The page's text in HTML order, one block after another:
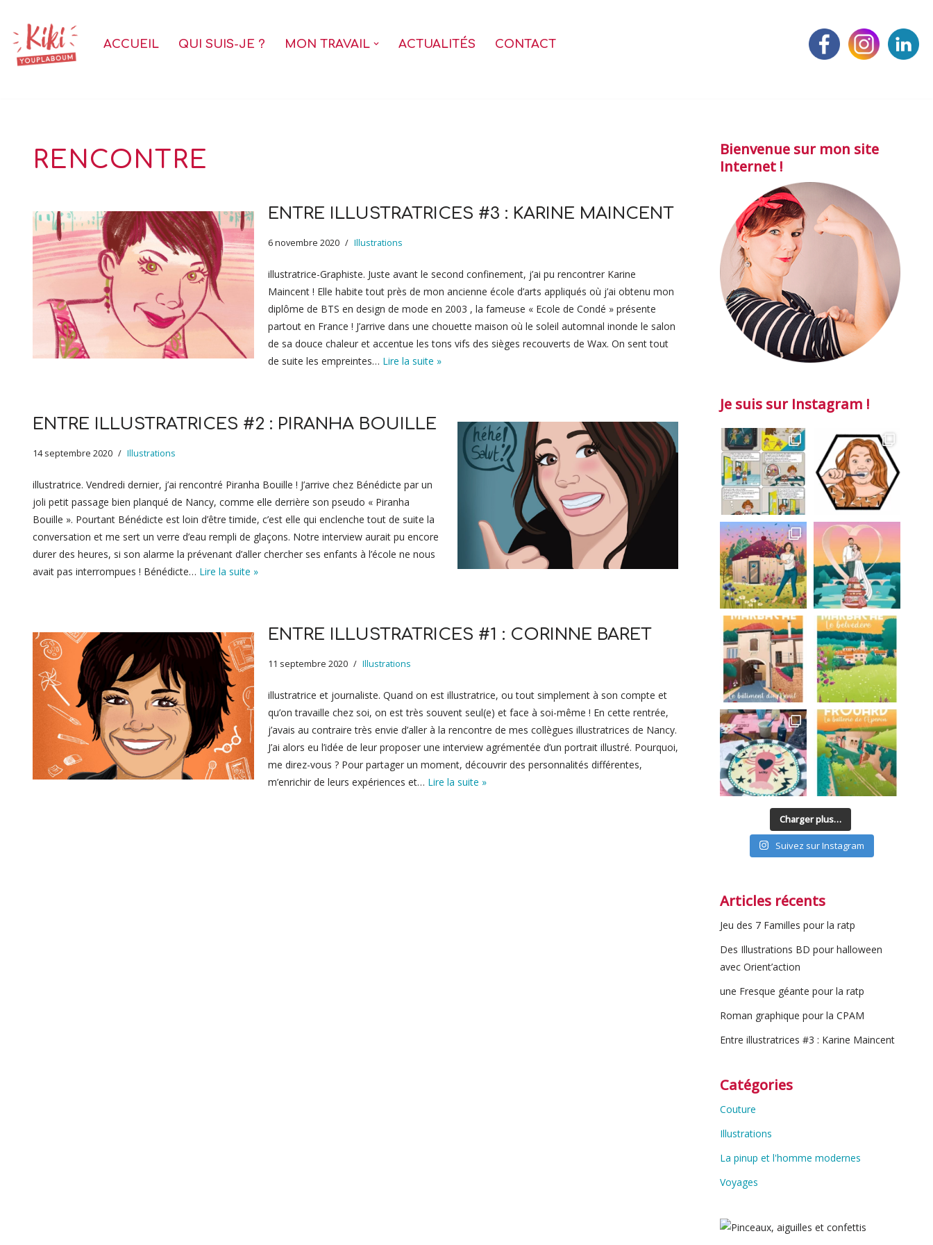
Aller
au
ACCUEIL QUI SUIS-JE ? MON TRAVAIL ACTUALITÉS CONTACT
RENCONTRE
ENTRE ILLUSTRATRICES #3 : KARINE MAINCENT
6 novembre 2020 Illustrations
illustratrice-Graphiste. Juste avant le second confinement, j’ai pu rencontrer Karine
Maincent ! Elle habite tout près de mon ancienne école d’arts appliqués où j’ai obtenu mon
diplôme de BTS en design de mode en 2003 , la fameuse « Ecole de Condé » présente
partout en France ! J’arrive dans une chouette maison où le soleil automnal inonde le salon
de sa douce chaleur et accentue les tons vifs des sièges recouverts de Wax. On sent tout
de suite les empreintes… Lire la suite »
ENTRE ILLUSTRATRICES #2 : PIRANHA BOUILLE
14 septembre 2020 Illustrations
illustratrice. Vendredi dernier, j’ai rencontré Piranha Bouille ! J’arrive chez Bénédicte par un
joli petit passage bien planqué de Nancy, comme elle derrière son pseudo « Piranha
Bouille ». Pourtant Bénédicte est loin d’être timide, c’est elle qui enclenche tout de suite la
conversation et me sert un verre d’eau rempli de glaçons. Notre interview aurait pu encore
durer des heures, si son alarme la prévenant d’aller chercher ses enfants à l’école ne nous
avait pas interrompues ! Bénédicte… Lire la suite »
ENTRE ILLUSTRATRICES #1 : CORINNE BARET
11 septembre 2020 Illustrations
illustratrice et journaliste. Quand on est illustratrice, ou tout simplement à son compte et
qu’on travaille chez soi, on est très souvent seul(e) et face à soi-même ! En cette rentrée,
j’avais au contraire très envie d’aller à la rencontre de mes collègues illustratrices de Nancy.
J’ai alors eu l’idée de leur proposer une interview agrémentée d’un portrait illustré. Pourquoi,
me direz-vous ? Pour partager un moment, découvrir des personnalités différentes,
m’enrichir de leurs expériences et… Lire la suite »
Bienvenue sur mon site
Internet !
Je suis sur Instagram !
Charger plus…
Suivez sur Instagram
Articles récents
Jeu des 7 Familles pour la ratp
Des Illustrations BD pour halloween
avec Orient’action
une Fresque géante pour la ratp
Roman graphique pour la CPAM
Entre illustratrices #3 : Karine Maincent
Catégories
Couture
Illustrations
La pinup et l'homme modernes
Voyages